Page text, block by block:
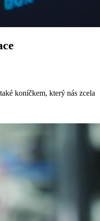
koníčkem, který nás zcela